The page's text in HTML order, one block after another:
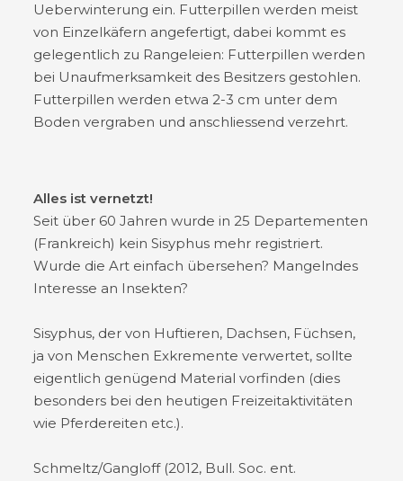
Ueberwinterung ein. Futterpillen werden meist
von Einzelkäfern angefertigt, dabei kommt es
gelegentlich zu Rangeleien: Futterpillen werden
bei Unaufmerksamkeit des Besitzers gestohlen.
Futterpillen werden etwa 2-3 cm unter dem
Boden vergraben und anschliessend verzehrt.
Alles ist vernetzt!
Seit über 60 Jahren wurde in 25 Departementen
(Frankreich) kein Sisyphus mehr registriert.
Wurde die Art einfach übersehen? Mangelndes
Interesse an Insekten?
Sisyphus, der von Huftieren, Dachsen, Füchsen,
ja von Menschen Exkremente verwertet, sollte
eigentlich genügend Material vorfinden (dies
besonders bei den heutigen Freizeitaktivitäten
wie Pferdereiten etc.).
Schmeltz/Gangloff (2012, Bull. Soc. ent.